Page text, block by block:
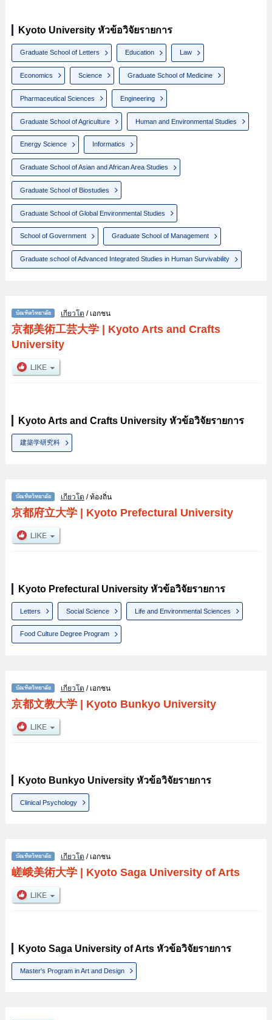
Kyoto University หัวข้อวิจัยรายการ
Graduate School of Letters Education Law
Economics Science Graduate School of Medicine
Pharmaceutical Sciences Engineering
Graduate School of Agriculture Human and Environmental Studies
Energy Science Informatics
Graduate School of Asian and African Area Studies
Graduate School of Biostudies
Graduate School of Global Environmental Studies
School of Government Graduate School of Management
Graduate school of Advanced Integrated Studies in Human Survivability
เกียวโต / เอกชน
京都美術工芸大学| Kyoto Arts and Crafts
University
Kyoto Arts and Crafts University หัวข้อวิจัยรายการ
建築学研究科
เกียวโต / ท้องถิ่น
京都府立大学| Kyoto Prefectural University
Kyoto Prefectural University หัวข้อวิจัยรายการ
Letters Social Science Life and Environmental Sciences
Food Culture Degree Program
เกียวโต / เอกชน
京都文教大学| Kyoto Bunkyo University
Kyoto Bunkyo University หัวข้อวิจัยรายการ
Clinical Psychology
เกียวโต / เอกชน
嵯峨美術大学| Kyoto Saga University of Arts
Kyoto Saga University of Arts หัวข้อวิจัยรายการ
Master's Program in Art and Design